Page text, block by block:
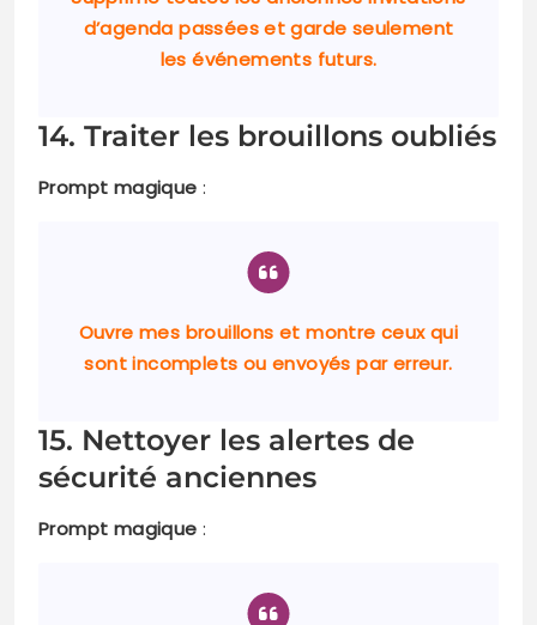
d’agenda passées et garde seulement
les événements futurs.
14. Traiter les brouillons oubliés
Prompt magique :
Ouvre mes brouillons et montre ceux qui
sont incomplets ou envoyés par erreur.
15. Nettoyer les alertes de
sécurité anciennes
Prompt magique :